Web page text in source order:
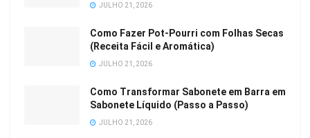
JULHO 21, 2026
Como Fazer Pot-Pourri com Folhas Secas
(Receita Fácil e Aromática)
JULHO 21, 2026
Como Transformar Sabonete em Barra em
Sabonete Líquido (Passo a Passo)
JULHO 21, 2026